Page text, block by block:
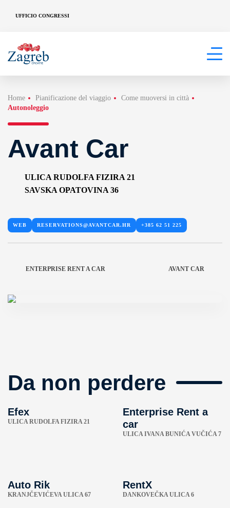
UFFICIO CONGRESSI
Home Pianificazione del viaggio
Come muoversi in città
Autonoleggio
Avant Car
ULICA RUDOLFA FIZIRA 21
SAVSKA OPATOVINA 36
WEB RESERVATIONS@AVANTCAR.HR +385 62 51 225
ENTERPRISE RENT A CAR AVANT CAR
Da non perdere
Efex
ULICA RUDOLFA FIZIRA 21
Enterprise Rent a
car
ULICA IVANA BUNIĆA VUČIĆA 7
Auto Rik
KRANJČEVIĆEVA ULICA 67
RentX
DANKOVEČKA ULICA 6